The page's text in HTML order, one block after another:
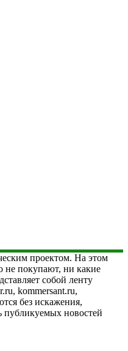
проектом. На этом
не покупают, ни какие
собой ленту
kommersant.ru,
без искажения,
публикуемых новостей